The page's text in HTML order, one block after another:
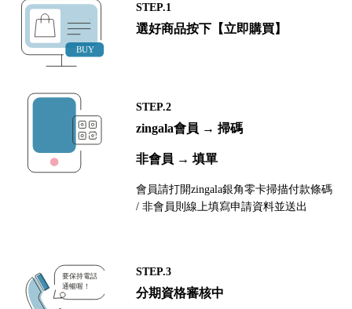
STEP.1
選好商品按下【立即購買】
STEP.2
zingala會員 → 掃碼
非會員 → 填單
會員請打開zingala銀角零卡掃描付款條碼
/ 非會員則線上填寫申請資料並送出
STEP.3
分期資格審核中